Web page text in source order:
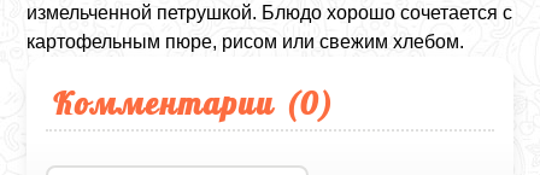
измельченной петрушкой. Блюдо хорошо сочетается с
картофельным пюре, рисом или свежим хлебом.
Комментарии (0)